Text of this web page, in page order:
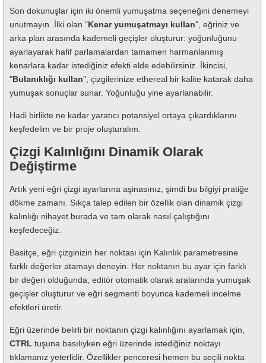
Son dokunuşlar için iki önemli yumuşatma seçeneğini denemeyi
unutmayın. İlki olan "Kenar yumuşatmayı kullan", eğriniz ve
arka plan arasında kademeli geçişler oluşturur: yoğunluğunu
ayarlayarak hafif parlamalardan tamamen harmanlanmış
kenarlara kadar istediğiniz efekti elde edebilirsiniz. İkincisi,
"Bulanıklığı kullan", çizgilerinize ethereal bir kalite katarak daha
yumuşak sonuçlar sunar. Yoğunluğu yine ayarlanabilir.
Hadi birlikte ne kadar yaratıcı potansiyel ortaya çıkardıklarını
keşfedelim ve bir proje oluşturalım.
Çizgi Kalınlığını Dinamik Olarak
Değiştirme
Artık yeni eğri çizgi ayarlarına aşinasınız, şimdi bu bilgiyi pratiğe
dökme zamanı. Sıkça talep edilen bir özellik olan dinamik çizgi
kalınlığı nihayet burada ve tam olarak nasıl çalıştığını
keşfedeceğiz.
Basitçe, eğri çizginizin her noktası için Kalınlık parametresine
farklı değerler atamayı deneyin. Her noktanın bu ayar için farklı
bir değeri olduğunda, editör otomatik olarak aralarında yumuşak
geçişler oluşturur ve eğri segmenti boyunca kademeli incelme
efektleri üretir.
Eğri üzerinde belirli bir noktanın çizgi kalınlığını ayarlamak için,
CTRL tuşuna basılıyken eğri üzerinde istediğiniz noktayı
tıklamanız yeterlidir. Özellikler penceresi hemen bu seçili nokta